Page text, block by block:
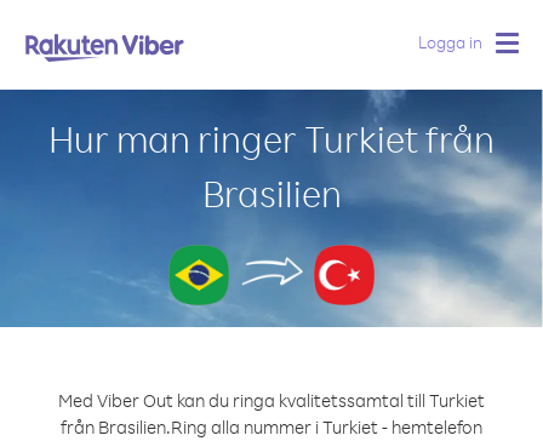
Logga in
Hur man ringer Turkiet från
Brasilien
Med Viber Out kan du ringa kvalitetssamtal till Turkiet
från Brasilien.Ring alla nummer i Turkiet - hemtelefon